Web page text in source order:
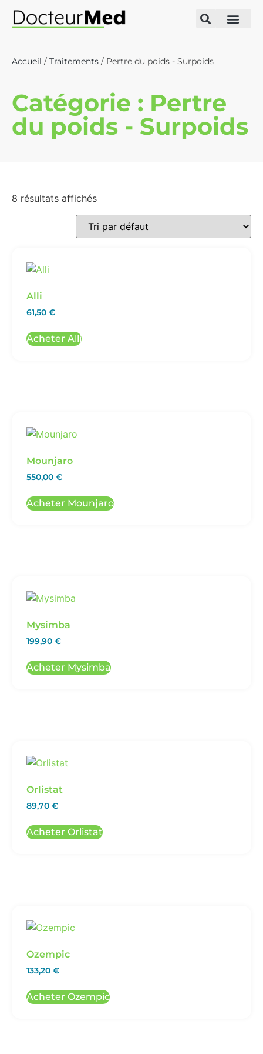
Accueil / Traitements / Pertre du poids - Surpoids
Catégorie : Pertre
du poids - Surpoids
8 résultats affichés
Alli
61,50 €
Acheter Alli
Mounjaro
550,00 €
Acheter Mounjaro
Mysimba
199,90 €
Acheter Mysimba
Orlistat
89,70 €
Acheter Orlistat
Ozempic
133,20 €
Acheter Ozempic